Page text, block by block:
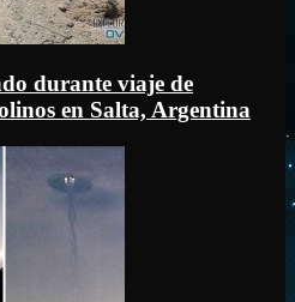
durante viaje de
en Salta, Argentina